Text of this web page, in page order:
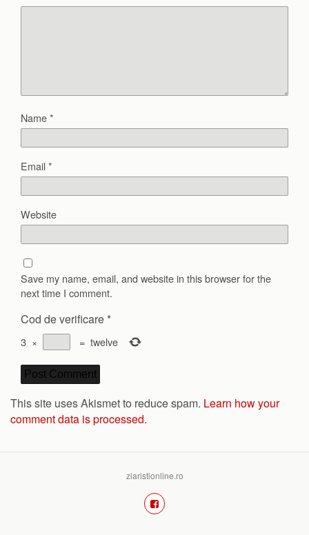
Name*
Email*
Website
Save my name, email, and website in this browser for the
next time I comment.
Cod de verificare *
3 × = twelve
This site uses Akismet to reduce spam. Learn how your
comment data is processed.
ziaristionline.ro